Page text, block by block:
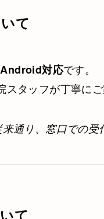
て
対応です。
タッフが丁寧にご
通り、窓口での受
て